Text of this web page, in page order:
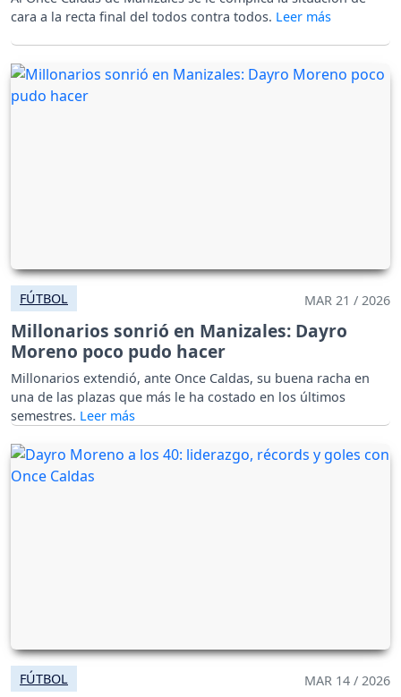
cara a la recta final del todos contra todos.
FÚTBOL MAR 21 / 2026
Millonarios sonrió en Manizales: Dayro
Moreno poco pudo hacer
Millonarios extendió, ante Once Caldas, su buena racha en
una de las plazas que más le ha costado en los últimos
semestres.
FÚTBOL MAR 14 / 2026